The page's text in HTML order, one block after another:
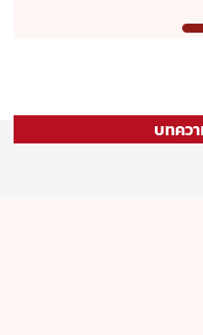
บทคว